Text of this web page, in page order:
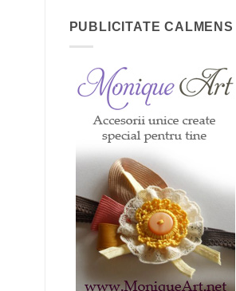
PUBLICITATE CALMENS